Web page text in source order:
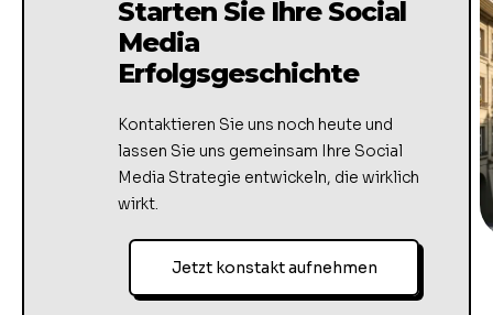
Starten Sie Ihre Social
Media
Erfolgsgeschichte
Kontaktieren Sie uns noch heute und
lassen Sie uns gemeinsam Ihre Social
Media Strategie entwickeln, die wirklich
wirkt.
Jetzt konstakt aufnehmen